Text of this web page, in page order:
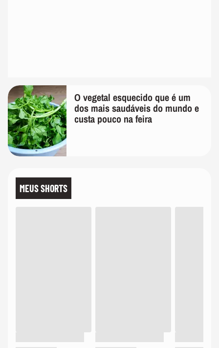
O vegetal esquecido que é um
dos mais saudáveis do mundo e
custa pouco na feira
MEUS SHORTS